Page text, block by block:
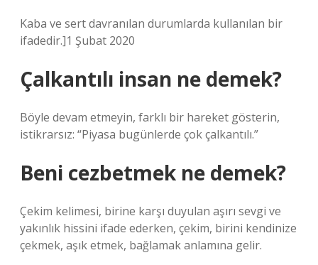
Kaba ve sert davranılan durumlarda kullanılan bir
ifadedir.]1 Şubat 2020
Çalkantılı insan ne demek?
Böyle devam etmeyin, farklı bir hareket gösterin,
istikrarsız: “Piyasa bugünlerde çok çalkantılı.”
Beni cezbetmek ne demek?
Çekim kelimesi, birine karşı duyulan aşırı sevgi ve
yakınlık hissini ifade ederken, çekim, birini kendinize
çekmek, aşık etmek, bağlamak anlamına gelir.